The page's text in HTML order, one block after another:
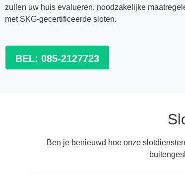
zullen uw huis evalueren, noodzakelijke
met SKG-gecertificeerde sloten.
BEL: 085-2127723
Ben je benieuwd hoe onze